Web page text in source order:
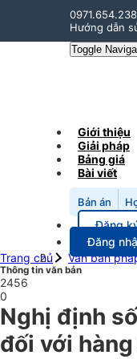
0971.654.238
Hướng dẫn
Toggle
Giới thiệu
Giải pháp
Bảng giá
Bài viết
Bản án
Đăng
Đăng
Trang chủ
Văn bản
Thông tin văn bản
2456
0
Nghị định
đối với